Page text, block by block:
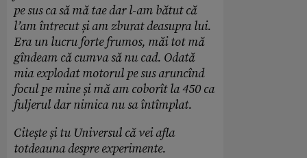
pe sus ca să mă tae dar l-am bătut că
l’am întrecut și am zburat deasupra lui.
Era un lucru forte frumos, măi tot mă
gîndeam că cumva să nu cad. Odată
mia explodat motorul pe sus aruncînd
focul pe mine și mă am coborît la 450 ca
fuljerul dar nimica nu sa întîmplat.
Citește și tu Universul că vei afla
totdeauna despre experimente.